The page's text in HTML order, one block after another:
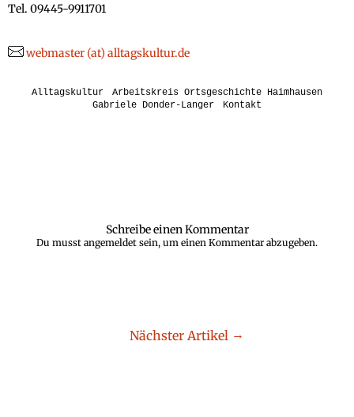
Tel. 09445-9911701
webmaster (at) alltagskultur.de
Alltagskultur
Arbeitskreis Ortsgeschichte Haimhausen
Gabriele Donder-Langer
Kontakt
Schreibe einen Kommentar
Du musst angemeldet sein, um einen Kommentar abzugeben.
Nächster Artikel